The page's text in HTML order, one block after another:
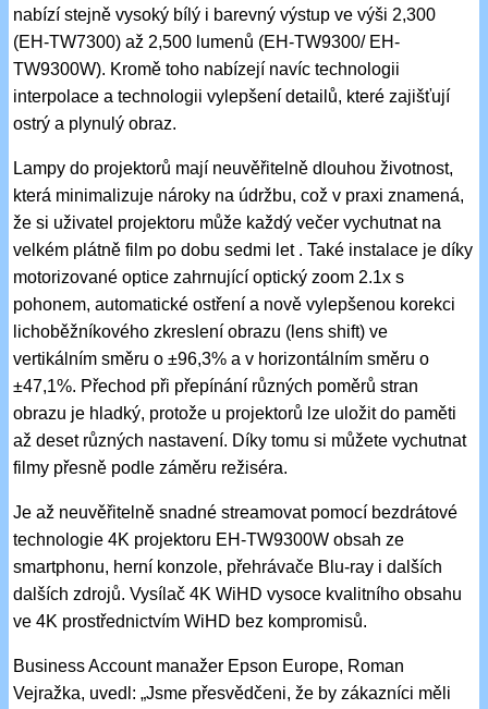
nabízí stejně vysoký bílý i barevný výstup ve výši 2,300
(EH-TW7300) až 2,500 lumenů (EH-TW9300/ EH-
TW9300W). Kromě toho nabízejí navíc technologii
interpolace a technologii vylepšení detailů, které zajišťují
ostrý a plynulý obraz.
Lampy do projektorů mají neuvěřitelně dlouhou životnost,
která minimalizuje nároky na údržbu, což v praxi znamená,
že si uživatel projektoru může každý večer vychutnat na
velkém plátně film po dobu sedmi let . Také instalace je díky
motorizované optice zahrnující optický zoom 2.1x s
pohonem, automatické ostření a nově vylepšenou korekci
lichoběžníkového zkreslení obrazu (lens shift) ve
vertikálním směru o ±96,3% a v horizontálním směru o
±47,1%. Přechod při přepínání různých poměrů stran
obrazu je hladký, protože u projektorů lze uložit do paměti
až deset různých nastavení. Díky tomu si můžete vychutnat
filmy přesně podle záměru režiséra.
Je až neuvěřitelně snadné streamovat pomocí bezdrátové
technologie 4K projektoru EH-TW9300W obsah ze
smartphonu, herní konzole, přehrávače Blu-ray i dalších
dalších zdrojů. Vysílač 4K WiHD vysoce kvalitního obsahu
ve 4K prostřednictvím WiHD bez kompromisů.
Business Account manažer Epson Europe, Roman
Vejražka, uvedl: „Jsme přesvědčeni, že by zákazníci měli